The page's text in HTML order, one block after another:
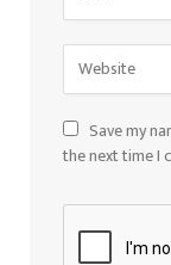
Save my
the next time I